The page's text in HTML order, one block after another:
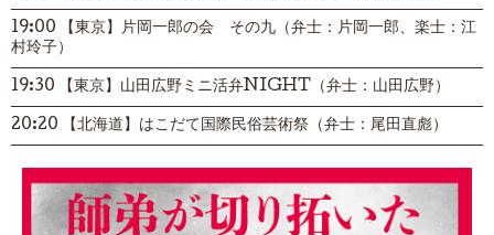
19:00 【東京】片岡一郎の会 その九（弁士：片岡一郎、楽士：江
村玲子）
19:30 【東京】山田広野ミニ活弁NIGHT（弁士：山田広野）
20:20 【北海道】はこだて国際民俗芸術祭（弁士：尾田直彪）